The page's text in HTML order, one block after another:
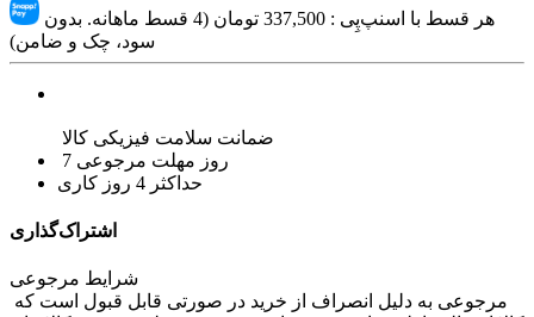
هر قسط با اسنپ‌پِی : 337,500
تومان (4 قسط ماهانه. بدون
سود، چک و ضامن)
ضمانت سلامت فیزیکی کالا
7 روز مهلت مرجوعی
حداکثر 4 روز کاری
اشتراک‌گذاری
شرایط مرجوعی